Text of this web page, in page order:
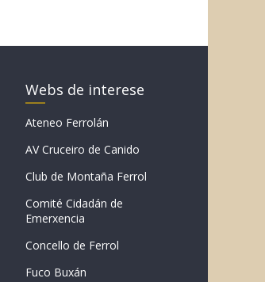
Webs de interese
Ateneo Ferrolán
AV Cruceiro de Canido
Club de Montaña Ferrol
Comité Cidadán de
Emerxencia
Concello de Ferrol
Fuco Buxán